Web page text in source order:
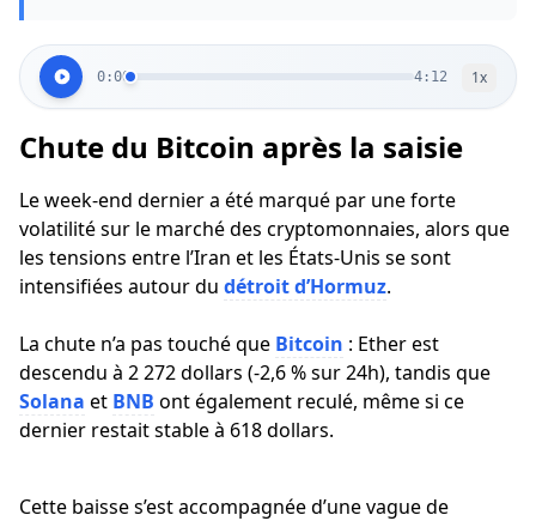
0:00 4:12 1x
Chute du Bitcoin après la saisie
Le week-end dernier a été marqué par une forte
volatilité sur le marché des cryptomonnaies, alors que
les tensions entre l’Iran et les États-Unis se sont
intensifiées autour du détroit d’Hormuz.
La chute n’a pas touché que Bitcoin : Ether est
descendu à 2 272 dollars (-2,6 % sur 24h), tandis que
Solana et BNB ont également reculé, même si ce
dernier restait stable à 618 dollars.
Cette baisse s’est accompagnée d’une vague de